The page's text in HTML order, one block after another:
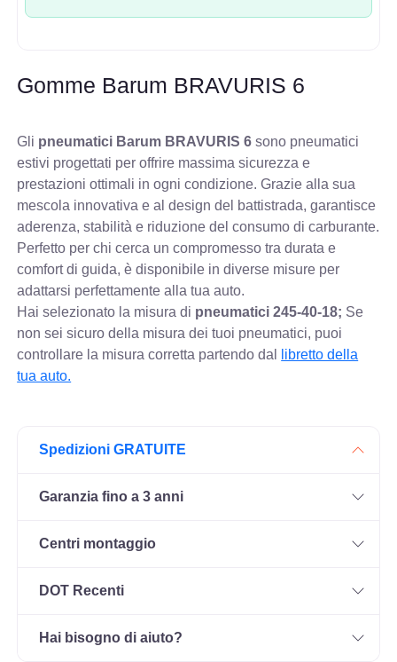
Gomme Barum BRAVURIS 6
Gli pneumatici Barum BRAVURIS 6 sono pneumatici
estivi progettati per offrire massima sicurezza e
prestazioni ottimali in ogni condizione. Grazie alla sua
mescola innovativa e al design del battistrada, garantisce
aderenza, stabilità e riduzione del consumo di carburante.
Perfetto per chi cerca un compromesso tra durata e
comfort di guida, è disponibile in diverse misure per
adattarsi perfettamente alla tua auto.
Hai selezionato la misura di pneumatici245-40-18; Se
non sei sicuro della misura dei tuoi pneumatici, puoi
controllare la misura corretta partendo dal
libretto della
tua auto.
Spedizioni GRATUITE
Garanzia fino a 3 anni
Centri montaggio
DOT Recenti
Hai bisogno di aiuto?